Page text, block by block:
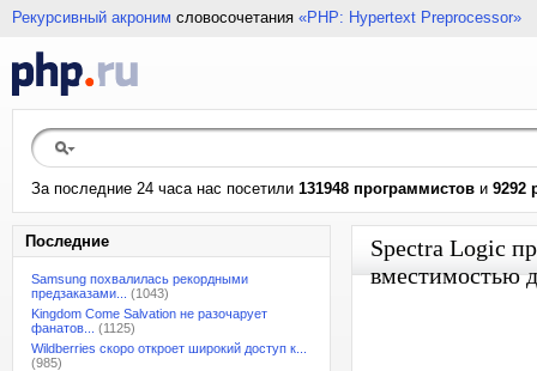
Рекурсивный акроним словосочетания «PHP: Hypertext Preprocessor»
За последние 24 часа нас посетили 131948 программистов и 9292
Последние
Samsung похвалилась рекордными
предзаказами...
(1043)
Kingdom Come Salvation не разочарует
фанатов...
(1125)
Wildberries скоро откроет широкий доступ к...
(985)
Spectra Logic
вместимостью